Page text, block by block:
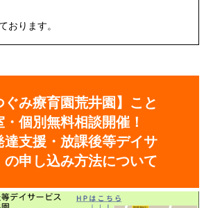
おります。
ぐみ療育園荒井園】こと
・個別無料相談開催！
達支援・放課後等デイサ
の申し込み方法について